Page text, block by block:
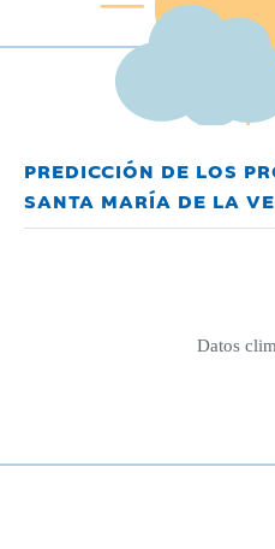
PREDICCIÓN DE LOS
SANTA MARÍA DE LA
Datos